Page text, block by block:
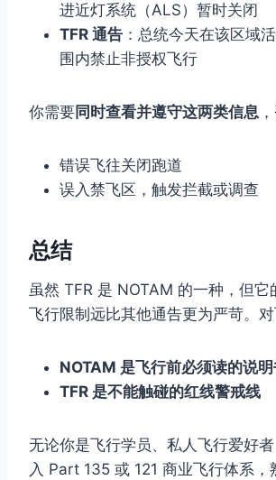
进近灯系统（ALS）暂时关闭
TFR 通告 ：总统今天在该区域
围内禁止非授权飞行
你需要同时查看并遵守这两类信息
错误飞往关闭跑道
误入禁飞区，触发拦截或调查
总结
虽然 TFR 是 NOTAM 的一种，但它
飞行限制远比其他通告更为严苛。对
NOTAM 是飞行前必须读的说
TFR 是不能触碰的红线警戒线
无论你是飞行学员、私人飞行爱好
入 Part 135 或 121 商业飞行体系，